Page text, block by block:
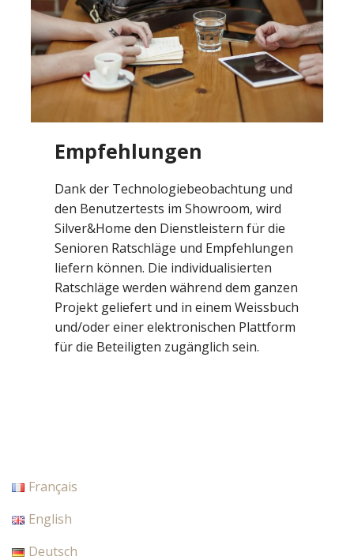
Empfehlungen
Dank der Technologiebeobachtung und
den Benutzertests im Showroom, wird
Silver&Home den Dienstleistern für die
Senioren Ratschläge und Empfehlungen
liefern können. Die individualisierten
Ratschläge werden während dem ganzen
Projekt geliefert und in einem Weissbuch
und/oder einer elektronischen Plattform
für die Beteiligten zugänglich sein.
Français
English
Deutsch